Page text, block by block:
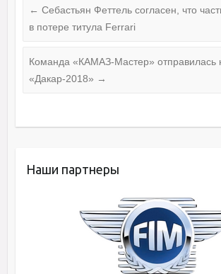
← Себастьян Феттель согласен, что
в потере титула Ferrari
Команда «КАМАЗ-Мастер» отправилась
«Дакар-2018» →
Наши партнеры